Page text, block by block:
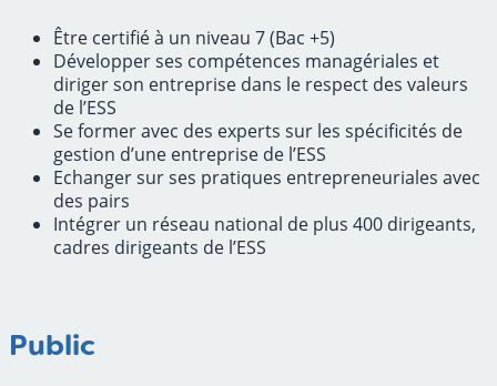
Être certifié à un niveau 7 (Bac +5)
Développer ses compétences managériales et
diriger son entreprise dans le respect des valeurs
de l’ESS
Se former avec des experts sur les spécificités de
gestion d’une entreprise de l’ESS
Echanger sur ses pratiques entrepreneuriales avec
des pairs
Intégrer un réseau national de plus 400 dirigeants,
cadres dirigeants de l’ESS
Public